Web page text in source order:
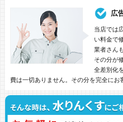
広
当店では
い料金で
業者さん
その分が
全差別化
費は一切ありません。その分を完全にお